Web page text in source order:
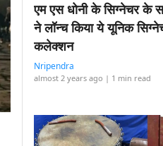
एम एस धोनी के सिग्नेचर के
ने लॉन्च किया ये यूनिक
कलेक्शन
Nripendra
almost 2 years ago | 1 min read